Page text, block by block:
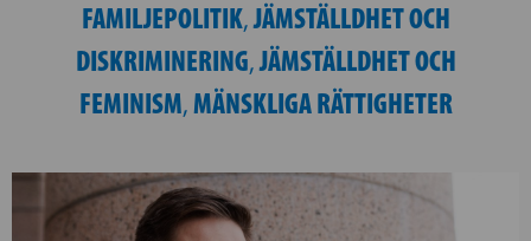
FAMILJEPOLITIK,JÄMSTÄLLDHET OCH
DISKRIMINERING,JÄMSTÄLLDHET OCH
FEMINISM,MÄNSKLIGA RÄTTIGHETER